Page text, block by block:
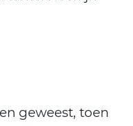
geweest, toen